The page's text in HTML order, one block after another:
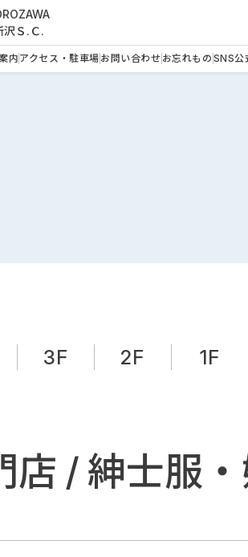
沢Ｓ.Ｃ.
内 アクセス・駐車場 お問い合わせ お忘れもの SNS公
3F 2F 1F
店 / 紳士服